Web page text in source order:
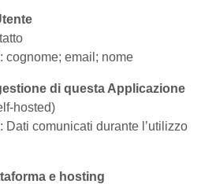
cognome; email; nome
di questa Applicazione
hosted)
Dati comunicati durante l’utilizzo
e hosting